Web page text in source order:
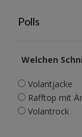
Polls
Welchen
Volantjacke
Rafftop mit
Volantrock